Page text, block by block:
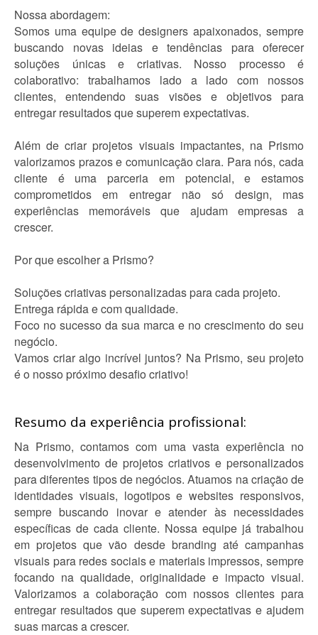
Nossa abordagem:
Somos uma equipe de designers apaixonados, sempre
buscando novas ideias e tendências para oferecer
soluções únicas e criativas. Nosso processo é
colaborativo: trabalhamos lado a lado com nossos
clientes, entendendo suas visões e objetivos para
entregar resultados que superem expectativas.
Além de criar projetos visuais impactantes, na Prismo
valorizamos prazos e comunicação clara. Para nós, cada
cliente é uma parceria em potencial, e estamos
comprometidos em entregar não só design, mas
experiências memoráveis que ajudam empresas a
crescer.
Por que escolher a Prismo?
Soluções criativas personalizadas para cada projeto.
Entrega rápida e com qualidade.
Foco no sucesso da sua marca e no crescimento do seu
negócio.
Vamos criar algo incrível juntos? Na Prismo, seu projeto
é o nosso próximo desafio criativo!
Resumo da experiência profissional:
Na Prismo, contamos com uma vasta experiência no
desenvolvimento de projetos criativos e personalizados
para diferentes tipos de negócios. Atuamos na criação de
identidades visuais, logotipos e websites responsivos,
sempre buscando inovar e atender às necessidades
específicas de cada cliente. Nossa equipe já trabalhou
em projetos que vão desde branding até campanhas
visuais para redes sociais e materiais impressos, sempre
focando na qualidade, originalidade e impacto visual.
Valorizamos a colaboração com nossos clientes para
entregar resultados que superem expectativas e ajudem
suas marcas a crescer.